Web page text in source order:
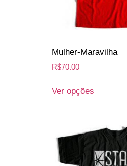
Mulher-Maravilha
R$70.00
Ver opções